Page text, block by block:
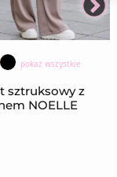
pokaż wszystkie
sztruksowy z
NOELLE